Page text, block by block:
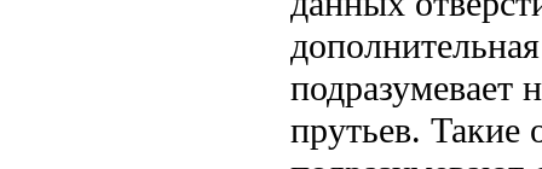
подразумевает
прутьев. Такие